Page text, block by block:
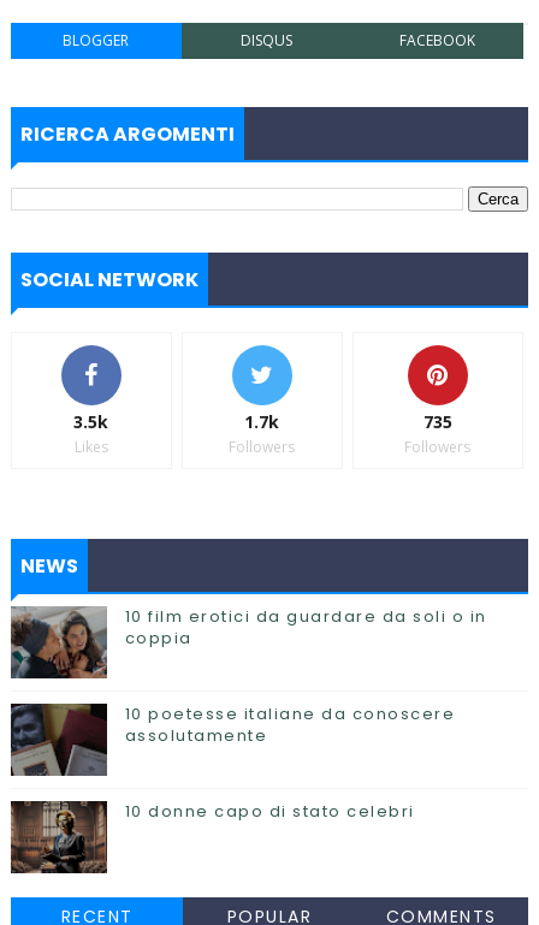
BLOGGER DISQUS FACEBOOK
RICERCA ARGOMENTI
SOCIAL NETWORK
3.5k
Likes
1.7k
Followers
735
Followers
NEWS
10 film erotici da guardare da soli o in
coppia
10 poetesse italiane da conoscere
assolutamente
10 donne capo di stato celebri
RECENT POPULAR COMMENTS